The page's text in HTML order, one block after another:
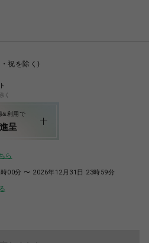
祝を除く)
く
&利用で
呈
ら
00分 〜 2026年12月31日 23時59分